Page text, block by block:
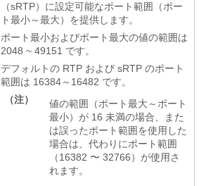
（sRTP）に設定可能なポート範囲（ポー
ト最小～最大）を提供します。
ポート最小およびポート最大の値の範囲は
2048 ~ 49151 です。
デフォルトの RTP および sRTP のポート
範囲は 16384～16482 です。
（注）
値の範囲（ポート最大～ポート
最小）が 16 未満の場合、また
は誤ったポート範囲を使用した
場合は、代わりにポート範囲
（16382 〜 32766）が使用さ
れます。